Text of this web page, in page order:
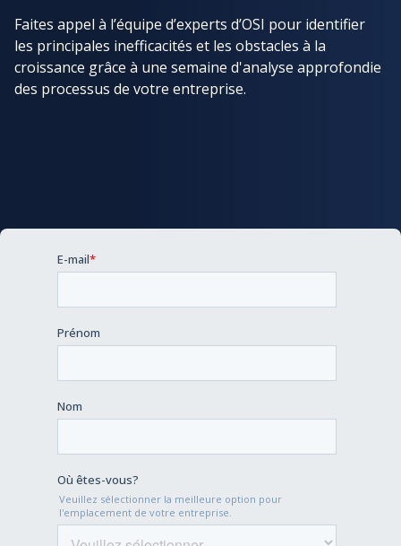
Faites appel à l’équipe d’experts d’OSI pour identifier
les principales inefficacités et les obstacles à la
croissance grâce à une semaine d'analyse approfondie
des processus de votre entreprise.